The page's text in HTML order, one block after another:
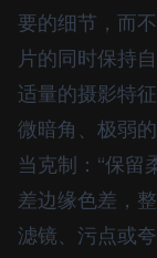
要的细节，而
片的同时保持
适量的摄影特
微暗角、极弱
当克制：“保留
差边缘色差，
滤镜、污点或